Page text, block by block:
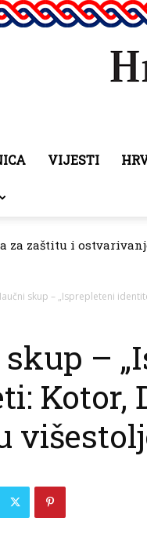
VIJESTI
za zaštitu i
skup – „Isprepleteni
–
Kotor,